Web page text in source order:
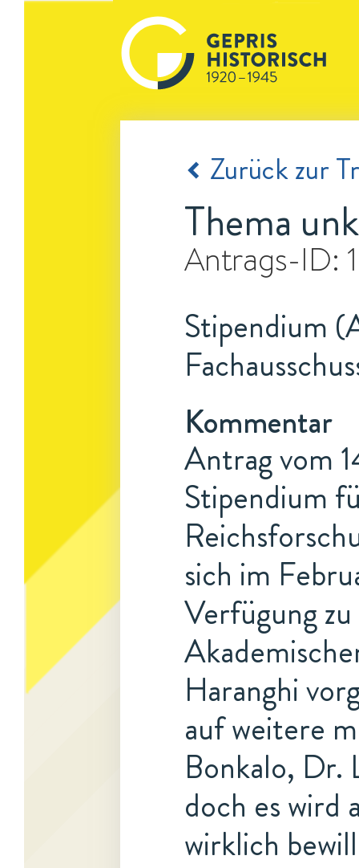
Zurück zur
Thema
Antrags-ID:
Stipendium
Kommentar
Antrag vom
Stipendium
sich im
Verfügung
Haranghi
auf weitere
Bonkalo, Dr.
doch es wird
wirklich